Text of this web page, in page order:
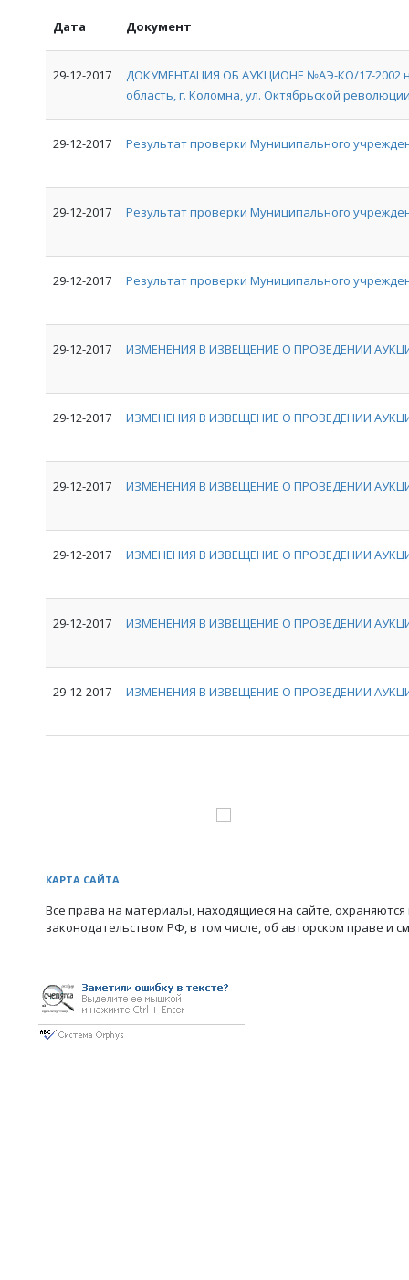
Дата Документ
29-12-2017
ДОКУМЕНТАЦИЯ ОБ АУКЦИОНЕ №АЭ-КО/17-2002
область, г. Коломна, ул. Октябрьской
29-12-2017 Результат проверки Муниципального
29-12-2017 Результат проверки Муниципального
29-12-2017 Результат проверки Муниципального
29-12-2017 ИЗМЕНЕНИЯ В ИЗВЕЩЕНИЕ О ПРОВЕДЕНИИ
29-12-2017 ИЗМЕНЕНИЯ В ИЗВЕЩЕНИЕ О ПРОВЕДЕНИИ
29-12-2017 ИЗМЕНЕНИЯ В ИЗВЕЩЕНИЕ О ПРОВЕДЕНИИ
29-12-2017 ИЗМЕНЕНИЯ В ИЗВЕЩЕНИЕ О ПРОВЕДЕНИИ
29-12-2017 ИЗМЕНЕНИЯ В ИЗВЕЩЕНИЕ О ПРОВЕДЕНИИ
29-12-2017 ИЗМЕНЕНИЯ В ИЗВЕЩЕНИЕ О ПРОВЕДЕНИИ
КАРТА САЙТА
Все права на материалы, находящиеся на сайте, охраняются
законодательством РФ, в том числе, об авторском праве и